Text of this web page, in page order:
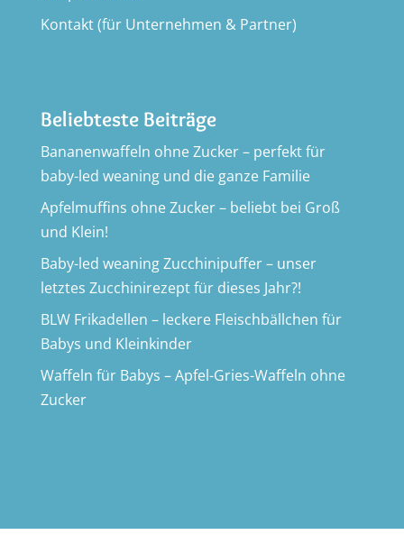
Kontakt (für Unternehmen & Partner)
Beliebteste Beiträge
Bananenwaffeln ohne Zucker – perfekt für
baby-led weaning und die ganze Familie
Apfelmuffins ohne Zucker – beliebt bei Groß
und Klein!
Baby-led weaning Zucchinipuffer – unser
letztes Zucchinirezept für dieses Jahr?!
BLW Frikadellen – leckere Fleischbällchen für
Babys und Kleinkinder
Waffeln für Babys – Apfel-Gries-Waffeln ohne
Zucker